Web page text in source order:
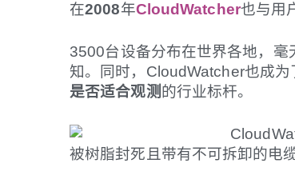
在2008年CloudWatcher也与用
3500台设备分布在世界各地，毫
知。同时，CloudWatcher也成
是否适合观测的行业标杆。
被树脂封死且带有不可拆卸的电